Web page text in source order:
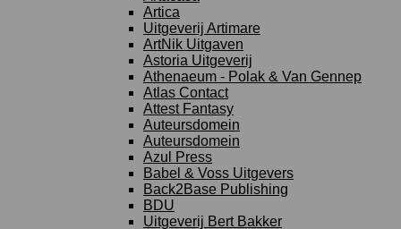
Artica
Uitgeverij Artimare
ArtNik Uitgaven
Astoria Uitgeverij
Athenaeum - Polak & Van Gennep
Atlas Contact
Attest Fantasy
Auteursdomein
Auteursdomein
Azul Press
Babel & Voss Uitgevers
Back2Base Publishing
BDU
Uitgeverij Bert Bakker